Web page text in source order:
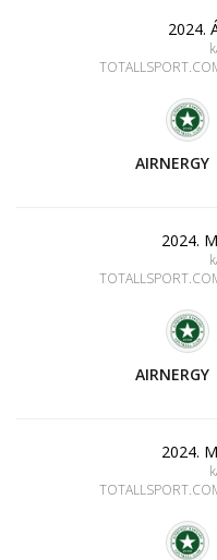
2024.
AIRNERGY
2024.
AIRNERGY
2024.